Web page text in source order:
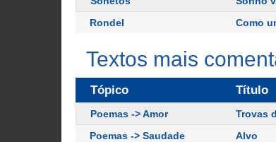
Rondel
Como
Textos mais
Tópico Título
Poemas -> Amor Trovas
Poemas -> Saudade
Alvo